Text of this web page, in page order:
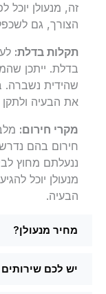
זה, מנעולן יוכל
הצורך, גם לשכפל
תקלות בדלת:
בדלת. ייתכן
שהידית נשברה.
את הבעיה ולתקן
מקרי חירום:מלבד
חירום בהם נדרש
ננעלתם מחוץ לבית
מנעולן יוכל להגיע
הבעיה.
מחיר מנעולן?
יש לכם שירותים